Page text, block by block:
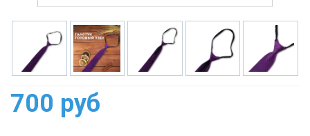
700 руб